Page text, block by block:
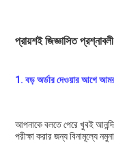
প্রায়শই জিজ্ঞাসিত
1. বড় অর্ডার দেওয়ার আগে আমরা
আপনাকে বলতে পেরে খুবই
পরীক্ষা করার জন্য বিনামূল্যে